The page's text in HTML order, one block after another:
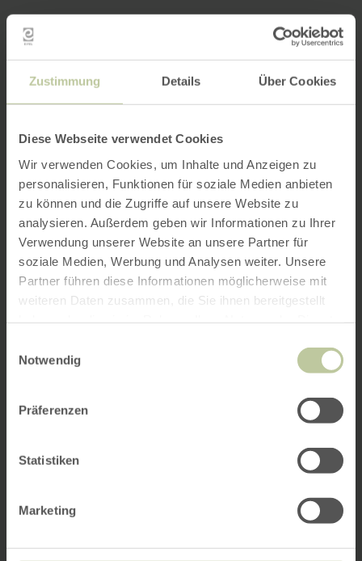
Zustimmung Details Über Cookies
Diese Webseite verwendet Cookies
Wir verwenden Cookies, um Inhalte und Anzeigen zu
personalisieren, Funktionen für soziale Medien anbieten
zu können und die Zugriffe auf unsere Website zu
analysieren. Außerdem geben wir Informationen zu Ihrer
Verwendung unserer Website an unsere Partner für
soziale Medien, Werbung und Analysen weiter. Unsere
Partner führen diese Informationen möglicherweise mit
weiteren Daten zusammen, die Sie ihnen bereitgestellt
Notwendig
Präferenzen
Statistiken
Marketing